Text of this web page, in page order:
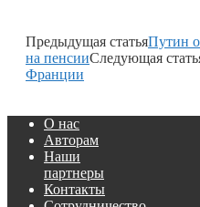
Предыдущая статьяПутин
на пенсииСледующая
Франции
О нас
Авторам
Наши
партнеры
Контакты